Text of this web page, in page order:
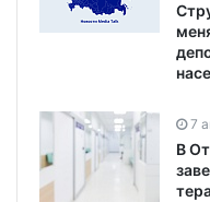
7
В